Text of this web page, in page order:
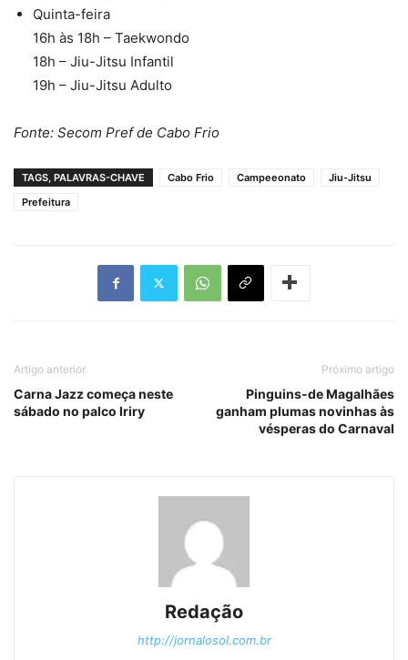
Quinta-feira
16h às 18h – Taekwondo
18h – Jiu-Jitsu Infantil
19h – Jiu-Jitsu Adulto
Fonte: Secom Pref de Cabo Frio
TAGS, PALAVRAS-CHAVE Cabo Frio Campeeonato
Jiu-Jitsu
Prefeitura
Artigo anterior
Carna Jazz começa neste
sábado no palco Iriry
Próximo artigo
Pinguins-de Magalhães
ganham plumas novinhas às
vésperas do Carnaval
Redação
http://jornalosol.com.br